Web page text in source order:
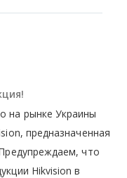
на рынке Украины
предназначенная
что
Hikvision в